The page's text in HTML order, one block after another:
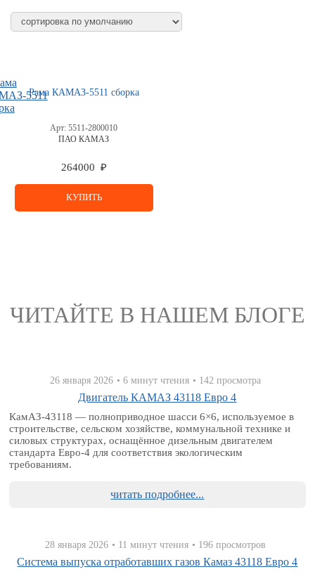
Рама КАМАЗ-5511 сборка
Арт: 5511-2800010
ПАО КАМАЗ
264000 ₽
КУПИТЬ
ЧИТАЙТЕ В НАШЕМ БЛОГЕ
26 января 2026 • 6 минут чтения • 142 просмотра
Двигатель КАМАЗ 43118 Евро 4
КамАЗ‑43118 — полноприводное шасси 6×6, используемое в
строительстве, сельском хозяйстве, коммунальной технике и
силовых структурах, оснащённое дизельным двигателем
стандарта Евро‑4 для соответствия экологическим
требованиям.
читать подробнее...
28 января 2026 • 11 минут чтения • 196 просмотров
Система выпуска отработавших газов Камаз 43118 Евро 4